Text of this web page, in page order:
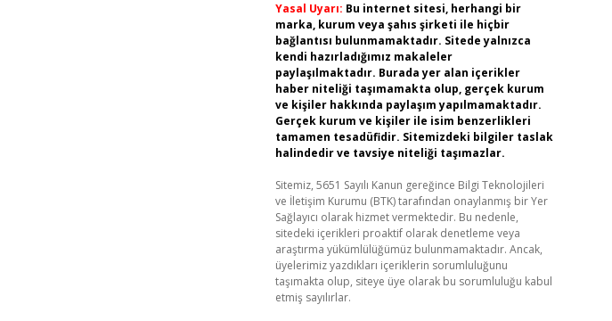
Yasal Uyarı: Bu internet sitesi, herhangi bir
marka, kurum veya şahıs şirketi ile hiçbir
bağlantısı bulunmamaktadır. Sitede yalnızca
kendi hazırladığımız makaleler
paylaşılmaktadır. Burada yer alan içerikler
haber niteliği taşımamakta olup, gerçek kurum
ve kişiler hakkında paylaşım yapılmamaktadır.
Gerçek kurum ve kişiler ile isim benzerlikleri
tamamen tesadüfidir. Sitemizdeki bilgiler taslak
halindedir ve tavsiye niteliği taşımazlar.
Sitemiz, 5651 Sayılı Kanun gereğince Bilgi Teknolojileri
ve İletişim Kurumu (BTK) tarafından onaylanmış bir Yer
Sağlayıcı olarak hizmet vermektedir. Bu nedenle,
sitedeki içerikleri proaktif olarak denetleme veya
araştırma yükümlülüğümüz bulunmamaktadır. Ancak,
üyelerimiz yazdıkları içeriklerin sorumluluğunu
taşımakta olup, siteye üye olarak bu sorumluluğu kabul
etmiş sayılırlar.